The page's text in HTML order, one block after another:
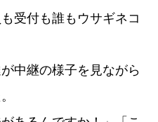
受付も誰もウサギネコ
中継の様子を見ながら